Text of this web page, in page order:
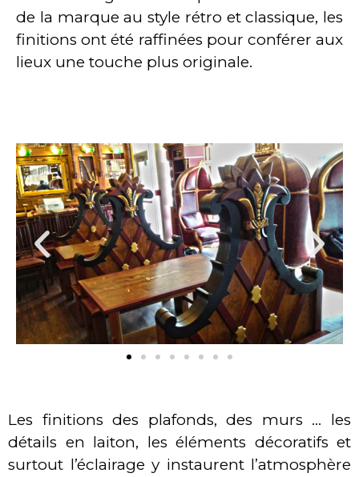
de la marque au style rétro et classique, les
finitions ont été raffinées pour conférer aux
lieux une touche plus originale.
Les finitions des plafonds, des murs … les
détails en laiton, les éléments décoratifs et
surtout l’éclairage y instaurent l’atmosphère